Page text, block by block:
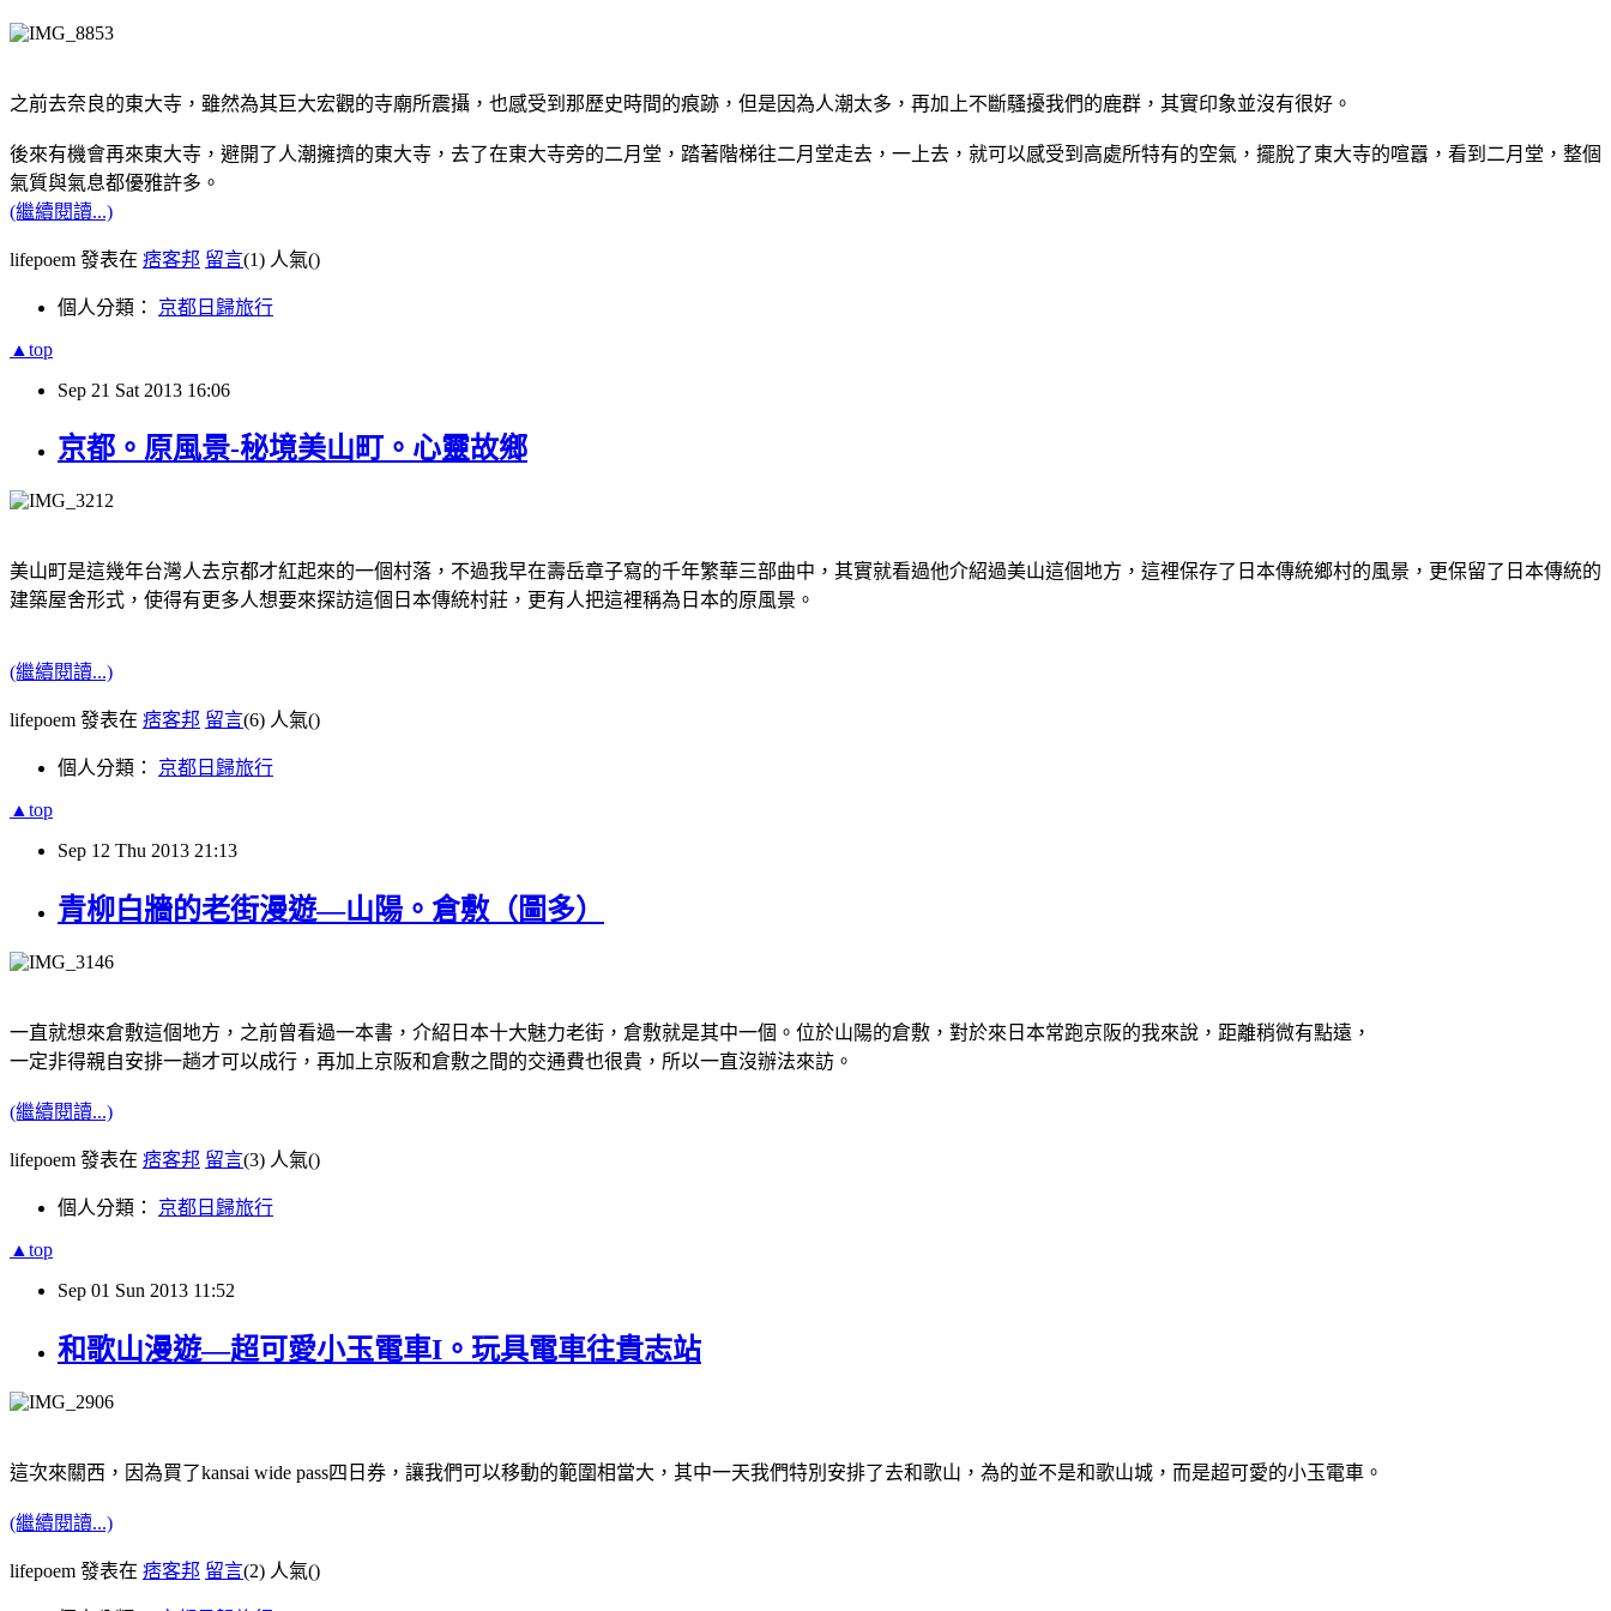
之前去奈良的東大寺，雖然為其巨大宏觀的寺廟所震攝，也感受到那歷史時間的痕跡，但是因為人潮太多，再加上不斷騷擾我們的鹿群，其實印象並沒有很好。
後來有機會再來東大寺，避開了人潮擁擠的東大寺，去了在東大寺旁的二月堂，踏著階梯往二月堂走去，一上去，就可以感受到高處所特有的空氣，擺脫了東大寺的喧囂，看到二月堂，整個
氣質與氣息都優雅許多。
(繼續閱讀...)
lifepoem 發表在 痞客邦 留言(1) 人氣()
個人分類： 京都日歸旅行
▲top
Sep 21 Sat 2013 16:06
京都。原風景-秘境美山町。心靈故鄉
美山町是這幾年台灣人去京都才紅起來的一個村落，不過我早在壽岳章子寫的千年繁華三部曲中，其實就看過他介紹過美山這個地方，這裡保存了日本傳統鄉村的風景，更保留了日本傳統的
建築屋舍形式，使得有更多人想要來探訪這個日本傳統村莊，更有人把這裡稱為日本的原風景。
(繼續閱讀...)
lifepoem 發表在 痞客邦 留言(6) 人氣()
個人分類： 京都日歸旅行
▲top
Sep 12 Thu 2013 21:13
青柳白牆的老街漫遊—山陽。倉敷（圖多）
一直就想來倉敷這個地方，之前曾看過一本書，介紹日本十大魅力老街，倉敷就是其中一個。位於山陽的倉敷，對於來日本常跑京阪的我來說，距離稍微有點遠，
一定非得親自安排一趟才可以成行，再加上京阪和倉敷之間的交通費也很貴，所以一直沒辦法來訪。
(繼續閱讀...)
lifepoem 發表在 痞客邦 留言(3) 人氣()
個人分類： 京都日歸旅行
▲top
Sep 01 Sun 2013 11:52
和歌山漫遊—超可愛小玉電車I。玩具電車往貴志站
這次來關西，因為買了kansai wide pass四日券，讓我們可以移動的範圍相當大，其中一天我們特別安排了去和歌山，為的並不是和歌山城，而是超可愛的小玉電車。
(繼續閱讀...)
lifepoem 發表在 痞客邦 留言(2) 人氣()